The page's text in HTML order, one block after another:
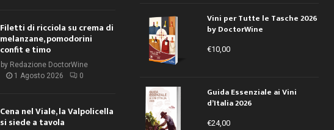
Filetti di ricciola su crema di
melanzane, pomodorini
confit e timo
by Redazione DoctorWine
1 Agosto 2026
0
Cena nel Viale, la Valpolicella
si siede a tavola
Vini per Tutte le Tasche 2026
by DoctorWine
€10,00
Guida Essenziale ai Vini
d’Italia 2026
€24,00